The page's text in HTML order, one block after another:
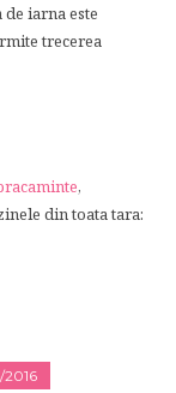
iarna este
trecerea
,
din toata tara:
2016